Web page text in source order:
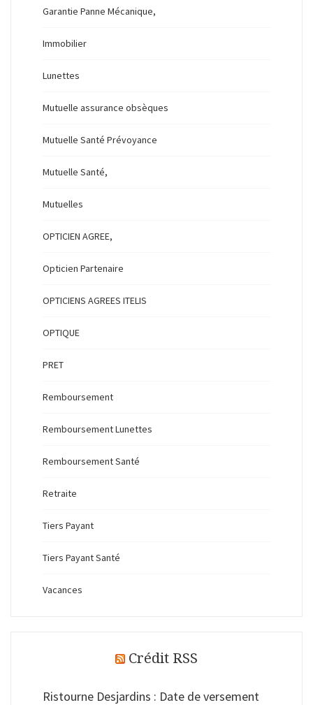
Garantie Panne Mécanique,
Immobilier
Lunettes
Mutuelle assurance obsèques
Mutuelle Santé Prévoyance
Mutuelle Santé,
Mutuelles
OPTICIEN AGREE,
Opticien Partenaire
OPTICIENS AGREES ITELIS
OPTIQUE
PRET
Remboursement
Remboursement Lunettes
Remboursement Santé
Retraite
Tiers Payant
Tiers Payant Santé
Vacances
Crédit RSS
Ristourne Desjardins : Date de versement